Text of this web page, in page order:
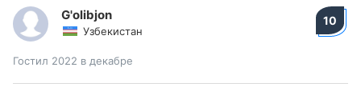
G'olibjon
Узбекистан
10
Гостил 2022 в декабре